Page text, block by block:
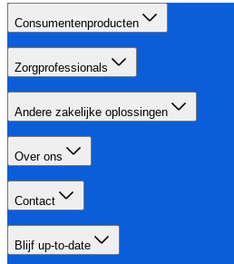
Consumentenproducten
Zorgprofessionals
Andere zakelijke oplossingen
Over ons
Contact
Blijf up-to-date